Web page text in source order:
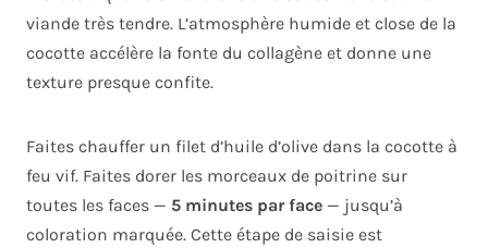
viande très tendre. L’atmosphère humide et close de la
cocotte accélère la fonte du collagène et donne une
texture presque confite.
Faites chauffer un filet d’huile d’olive dans la cocotte à
feu vif. Faites dorer les morceaux de poitrine sur
toutes les faces — 5 minutes par face — jusqu’à
coloration marquée. Cette étape de saisie est